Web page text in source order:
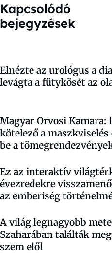
Kapcsolódó
bejegyzések
Elnézte az urológus a
levágta a fütykösét az
Magyar Orvosi Kamara:
kötelező a maszkviselés
be a
Ez az interaktív
évezredekre
az emberiség
A világ legnagyobb
Szaharában találták
szem elől